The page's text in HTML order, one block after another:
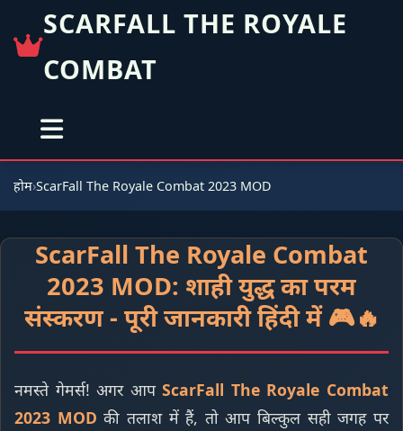
SCARFALL THE ROYALE
COMBAT
होम ScarFall The Royale Combat 2023 MOD
ScarFall The Royale Combat
2023 MOD: शाही युद्ध का परम
संस्करण - पूरी जानकारी हिंदी में 🎮🔥
नमस्ते गेमर्स! अगर आपScarFall The Royale Combat
2023 MOD की तलाश में हैं, तो आप बिल्कुल सही जगह पर